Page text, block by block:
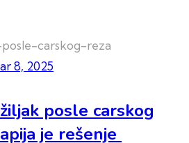
8, 2025
posle carskog
je rešenje